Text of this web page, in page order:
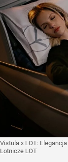
Vistula x LOT:
Lotnicze LOT